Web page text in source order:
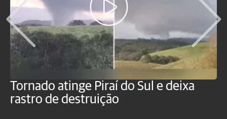
Tornado atinge Piraí do Sul e deixa
rastro de destruição